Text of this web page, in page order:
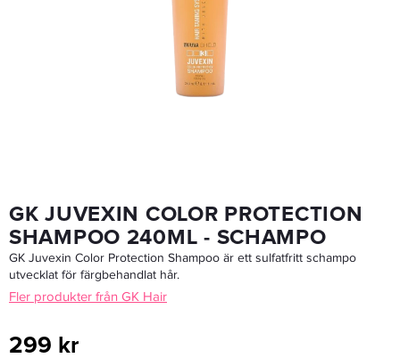
GKHair Balancing Conditioner 1000ml - Balsam
829 kr
GK JUVEXIN COLOR PROTECTION
SHAMPOO 240ML - SCHAMPO
GK Juvexin Color Protection Shampoo är ett sulfatfritt schampo
utvecklat för färgbehandlat hår.
Fler produkter från GK Hair
299 kr